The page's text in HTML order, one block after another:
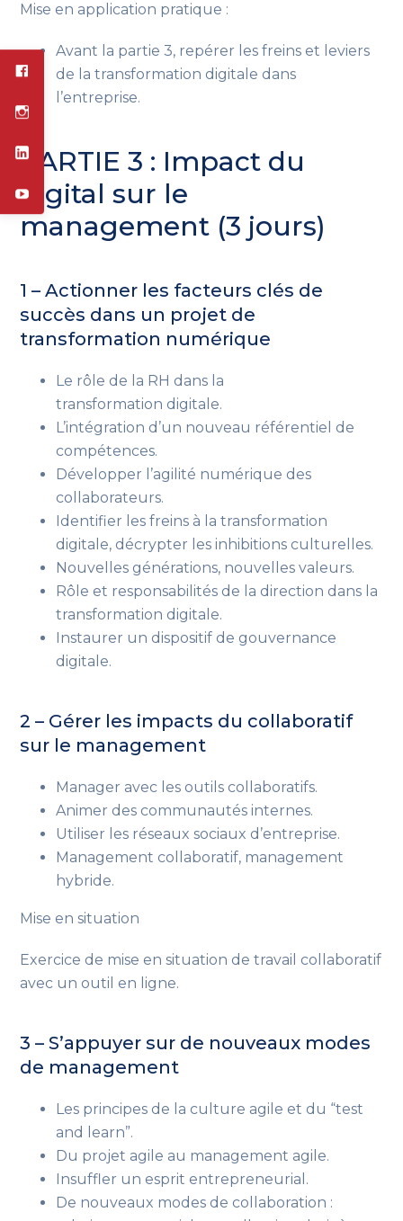
Mise en application pratique :
Avant la partie 3, repérer les freins et leviers
de la transformation digitale dans
l’entreprise.
PARTIE 3 : Impact du
digital sur le
management (3 jours)
1 – Actionner les facteurs clés de
succès dans un projet de
transformation numérique
Le rôle de la RH dans la
transformation digitale.
L’intégration d’un nouveau référentiel de
compétences.
Développer l’agilité numérique des
collaborateurs.
Identifier les freins à la transformation
digitale, décrypter les inhibitions culturelles.
Nouvelles générations, nouvelles valeurs.
Rôle et responsabilités de la direction dans la
transformation digitale.
Instaurer un dispositif de gouvernance
digitale.
2 – Gérer les impacts du collaboratif
sur le management
Manager avec les outils collaboratifs.
Animer des communautés internes.
Utiliser les réseaux sociaux d’entreprise.
Management collaboratif, management
hybride.
Mise en situation
Exercice de mise en situation de travail collaboratif
avec un outil en ligne.
3 – S’appuyer sur de nouveaux modes
de management
Les principes de la culture agile et du “test
and learn”.
Du projet agile au management agile.
Insuffler un esprit entrepreneurial.
De nouveaux modes de collaboration :